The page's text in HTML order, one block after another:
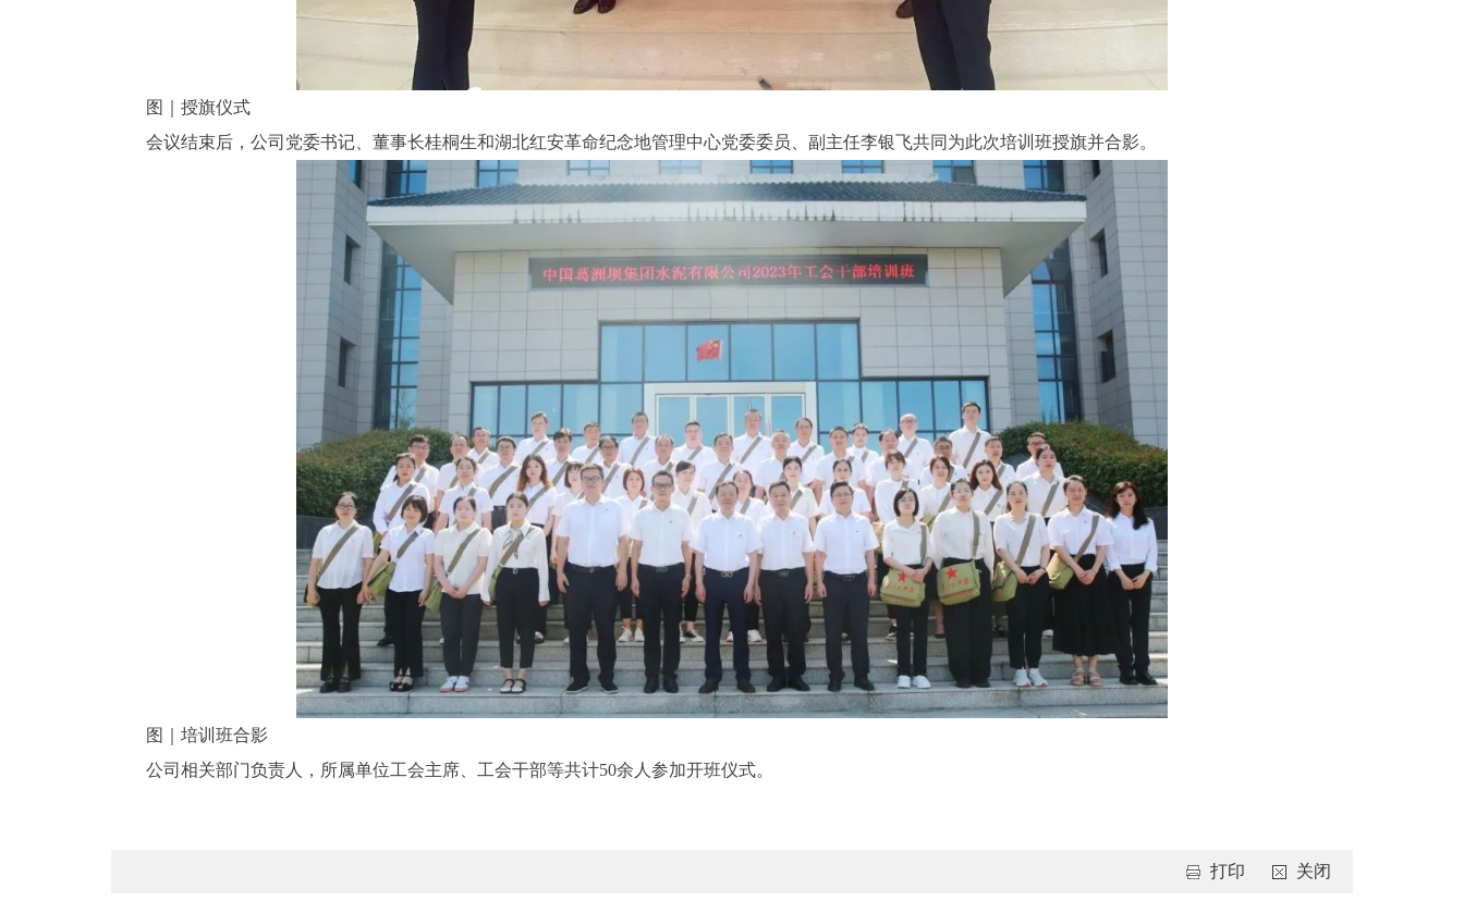
图｜授旗仪式
会议结束后，公司党委书记、董事长桂桐生和湖北红安革命纪念地管理中心党委委员、副主任李银飞共同为此次培训班授旗并合影。
图｜培训班合影
公司相关部门负责人，所属单位工会主席、工会干部等共计50余人参加开班仪式。
关闭
打印